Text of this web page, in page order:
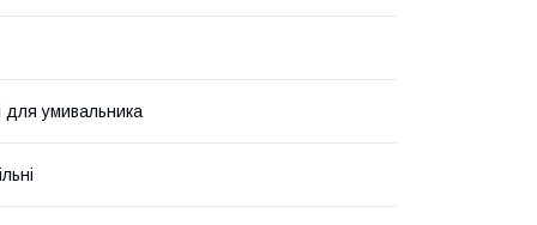
для умивальника